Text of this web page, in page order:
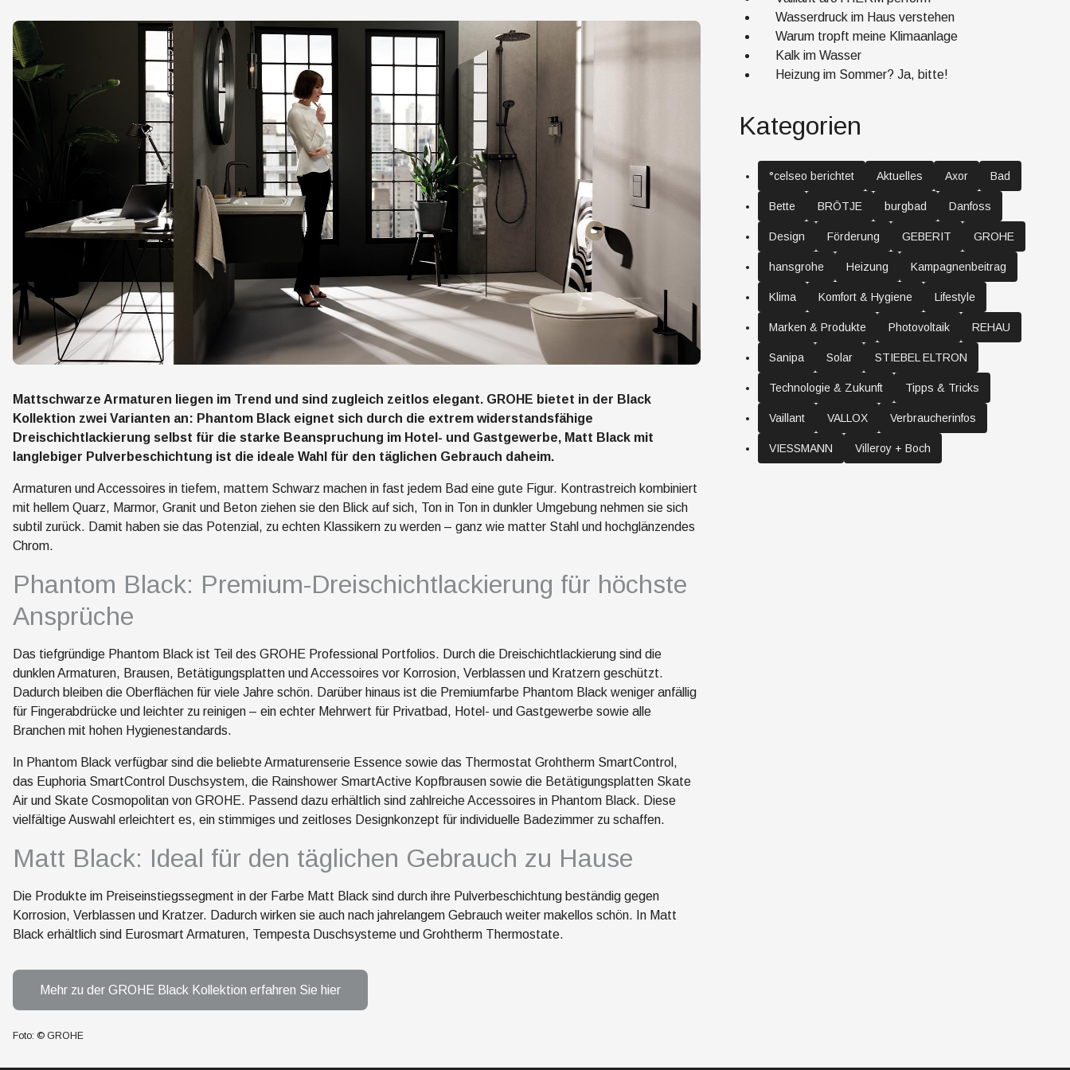
Mattschwarze Armaturen liegen im Trend und sind zugleich zeitlos elegant. GROHE bietet in der Black
Kollektion zwei Varianten an: Phantom Black eignet sich durch die extrem widerstandsfähige
Dreischichtlackierung selbst für die starke Beanspruchung im Hotel- und Gastgewerbe, Matt Black mit
langlebiger Pulverbeschichtung ist die ideale Wahl für den täglichen Gebrauch daheim.
Armaturen und Accessoires in tiefem, mattem Schwarz machen in fast jedem Bad eine gute Figur. Kontrastreich kombiniert
mit hellem Quarz, Marmor, Granit und Beton ziehen sie den Blick auf sich, Ton in Ton in dunkler Umgebung nehmen sie sich
subtil zurück. Damit haben sie das Potenzial, zu echten Klassikern zu werden – ganz wie matter Stahl und hochglänzendes
Chrom.
Phantom Black: Premium-Dreischichtlackierung für höchste
Ansprüche
Das tiefgründige Phantom Black ist Teil des GROHE Professional Portfolios. Durch die Dreischichtlackierung sind die
dunklen Armaturen, Brausen, Betätigungsplatten und Accessoires vor Korrosion, Verblassen und Kratzern geschützt.
Dadurch bleiben die Oberflächen für viele Jahre schön. Darüber hinaus ist die Premiumfarbe Phantom Black weniger anfällig
für Fingerabdrücke und leichter zu reinigen – ein echter Mehrwert für Privatbad, Hotel- und Gastgewerbe sowie alle
Branchen mit hohen Hygienestandards.
In Phantom Black verfügbar sind die beliebte Armaturenserie Essence sowie das Thermostat Grohtherm SmartControl,
das Euphoria SmartControl Duschsystem, die Rainshower SmartActive Kopfbrausen sowie die Betätigungsplatten Skate
Air und Skate Cosmopolitan von GROHE. Passend dazu erhältlich sind zahlreiche Accessoires in Phantom Black. Diese
vielfältige Auswahl erleichtert es, ein stimmiges und zeitloses Designkonzept für individuelle Badezimmer zu schaffen.
Matt Black: Ideal für den täglichen Gebrauch zu Hause
Die Produkte im Preiseinstiegssegment in der Farbe Matt Black sind durch ihre Pulverbeschichtung beständig gegen
Korrosion, Verblassen und Kratzer. Dadurch wirken sie auch nach jahrelangem Gebrauch weiter makellos schön. In Matt
Black erhältlich sind Eurosmart Armaturen, Tempesta Duschsysteme und Grohtherm Thermostate.
Mehr zu der GROHE Black Kollektion erfahren Sie hier
Foto: © GROHE
Wasserdruck im Haus verstehen
Warum tropft meine Klimaanlage
Kalk im Wasser
Heizung im Sommer? Ja, bitte!
Kategorien
°celseo berichtet Aktuelles Axor Bad
Bette BRÖTJE burgbad Danfoss
Design Förderung GEBERIT GROHE
hansgrohe Heizung Kampagnenbeitrag
Klima Komfort & Hygiene Lifestyle
Marken & Produkte Photovoltaik REHAU
Sanipa Solar STIEBEL ELTRON
Technologie & Zukunft Tipps & Tricks
Vaillant VALLOX Verbraucherinfos
VIESSMANN Villeroy + Boch